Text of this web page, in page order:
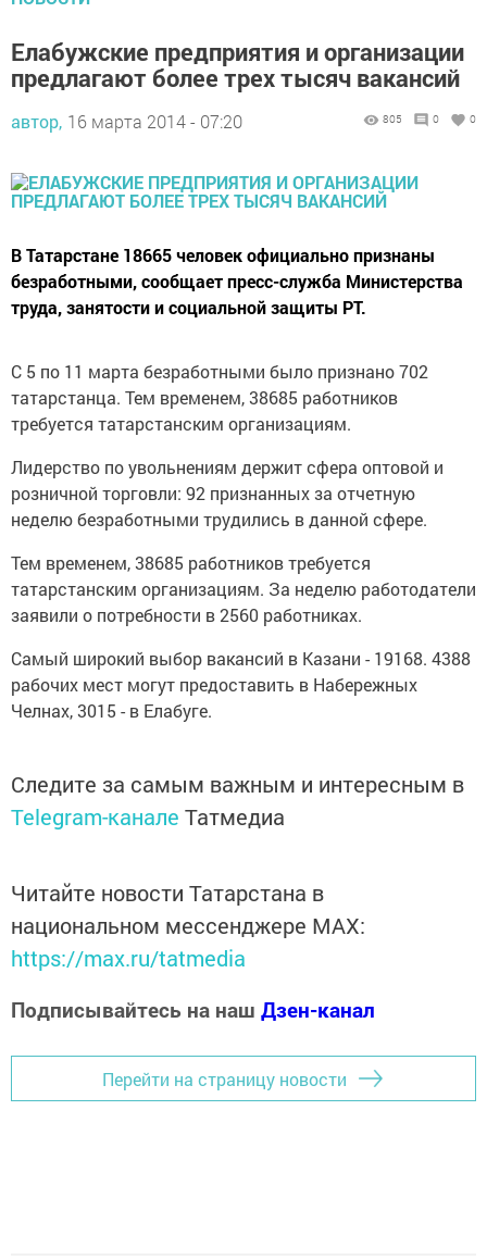
Елабужские предприятия и организации
предлагают более трех тысяч вакансий
автор, 16 марта 2014 - 07:20 805 0 0
В Татарстане 18665 человек официально признаны
безработными, сообщает пресс-служба Министерства
труда, занятости и социальной защиты РТ.
С 5 по 11 марта безработными было признано 702
татарстанца. Тем временем, 38685 работников
требуется татарстанским организациям.
Лидерство по увольнениям держит сфера оптовой и
розничной торговли: 92 признанных за отчетную
неделю безработными трудились в данной сфере.
Тем временем, 38685 работников требуется
татарстанским организациям. За неделю работодатели
заявили о потребности в 2560 работниках.
Самый широкий выбор вакансий в Казани - 19168. 4388
рабочих мест могут предоставить в Набережных
Челнах, 3015 - в Елабуге.
Следите за самым важным и интересным в
Telegram-канале Татмедиа
Читайте новости Татарстана в
национальном мессенджере MАХ:
https://max.ru/tatmedia
Подписывайтесь на наш Дзен-канал
Перейти на страницу новости